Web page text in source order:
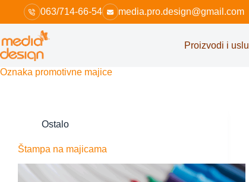
content
063/714-66-54
media.pro.design@gmail.com
Proizvodi i
Oznaka promotivne majice
Ostalo
Štampa na majicama